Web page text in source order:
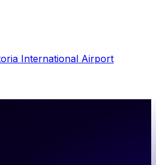
International Airport